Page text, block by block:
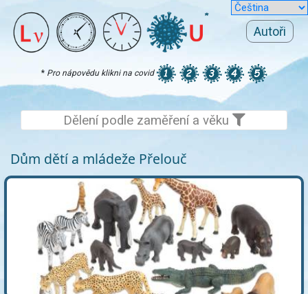
Autoři
* Pro nápovědu klikni na covid
Dělení podle zaměření a věku
Dům dětí a mládeže Přelouč